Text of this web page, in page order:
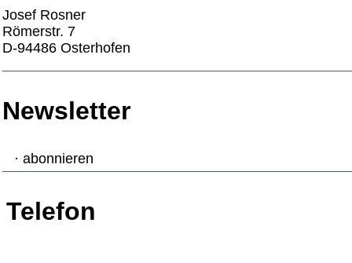
Josef Rosner
Römerstr. 7
D-94486 Osterhofen
Newsletter
· abonnieren
Telefon